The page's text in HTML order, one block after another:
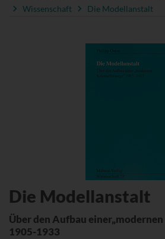
Wissenschaft
Die Modellanstalt
Die Modellanstalt
Über den Aufbau
1905-1933